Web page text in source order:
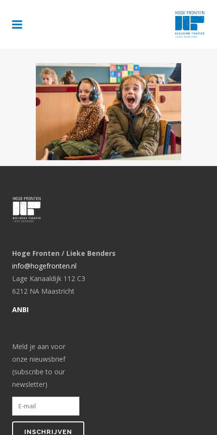
Hoge Fronten / Lieke Benders
info@hogefronten.nl
Lage Kanaaldijk 112 C3
6212 NA Maastricht
ANBI
Meld je aan voor
onze nieuwsbrief
(subscribe to our
newsletter)